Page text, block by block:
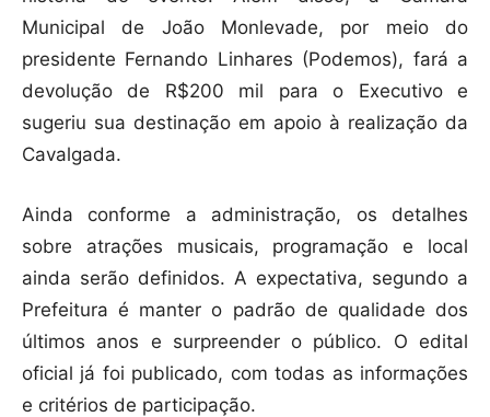
Municipal de João Monlevade, por meio do
presidente Fernando Linhares (Podemos), fará a
devolução de R$200 mil para o Executivo e
sugeriu sua destinação em apoio à realização da
Cavalgada.
Ainda conforme a administração, os detalhes
sobre atrações musicais, programação e local
ainda serão definidos. A expectativa, segundo a
Prefeitura é manter o padrão de qualidade dos
últimos anos e surpreender o público. O edital
oficial já foi publicado, com todas as informações
e critérios de participação.